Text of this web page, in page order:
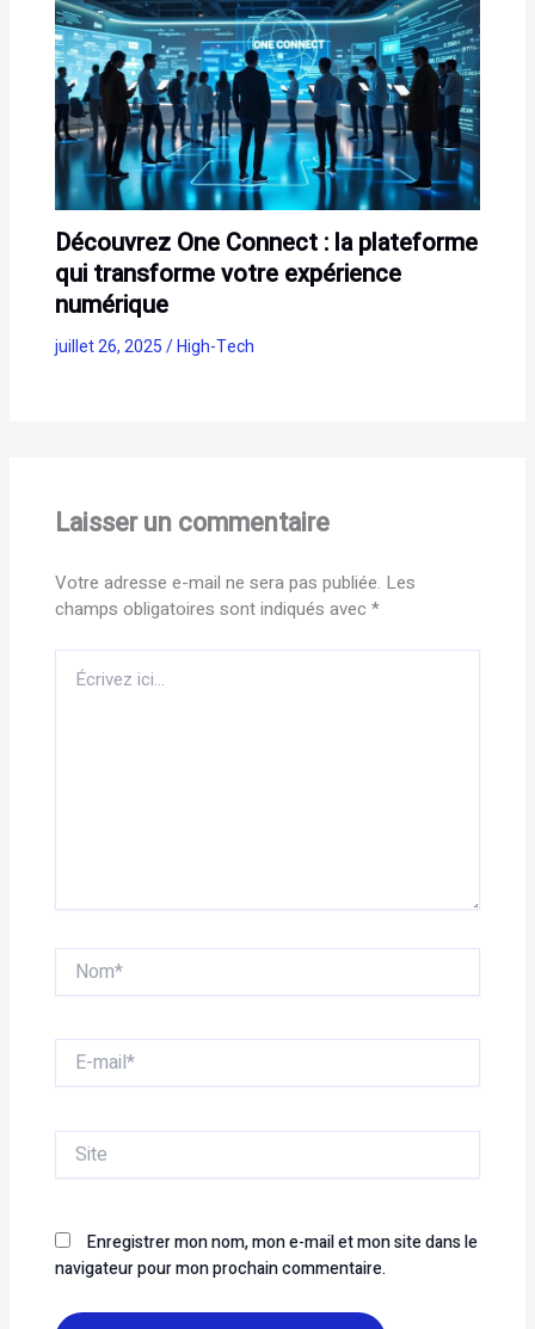
Découvrez One Connect : la plateforme
qui transforme votre expérience
numérique
juillet 26, 2025/High-Tech
Laisser un commentaire
Votre adresse e-mail ne sera pas publiée. Les
champs obligatoires sont indiqués avec *
Écrivez
ici…
Nom*
mail*
Site
Enregistrer mon nom, mon e-mail et mon site dans le
navigateur pour mon prochain commentaire.